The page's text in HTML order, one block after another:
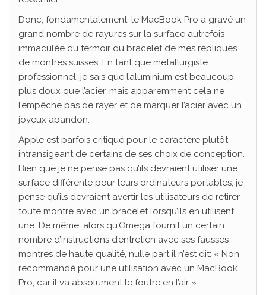
Donc, fondamentalement, le MacBook Pro a gravé un
grand nombre de rayures sur la surface autrefois
immaculée du fermoir du bracelet de mes répliques
de montres suisses. En tant que métallurgiste
professionnel, je sais que l’aluminium est beaucoup
plus doux que l’acier, mais apparemment cela ne
l’empêche pas de rayer et de marquer l’acier avec un
joyeux abandon.
Apple est parfois critiqué pour le caractère plutôt
intransigeant de certains de ses choix de conception.
Bien que je ne pense pas qu’ils devraient utiliser une
surface différente pour leurs ordinateurs portables, je
pense qu’ils devraient avertir les utilisateurs de retirer
toute montre avec un bracelet lorsqu’ils en utilisent
une. De même, alors qu’Omega fournit un certain
nombre d’instructions d’entretien avec ses fausses
montres de haute qualité, nulle part il n’est dit: « Non
recommandé pour une utilisation avec un MacBook
Pro, car il va absolument le foutre en l’air ».